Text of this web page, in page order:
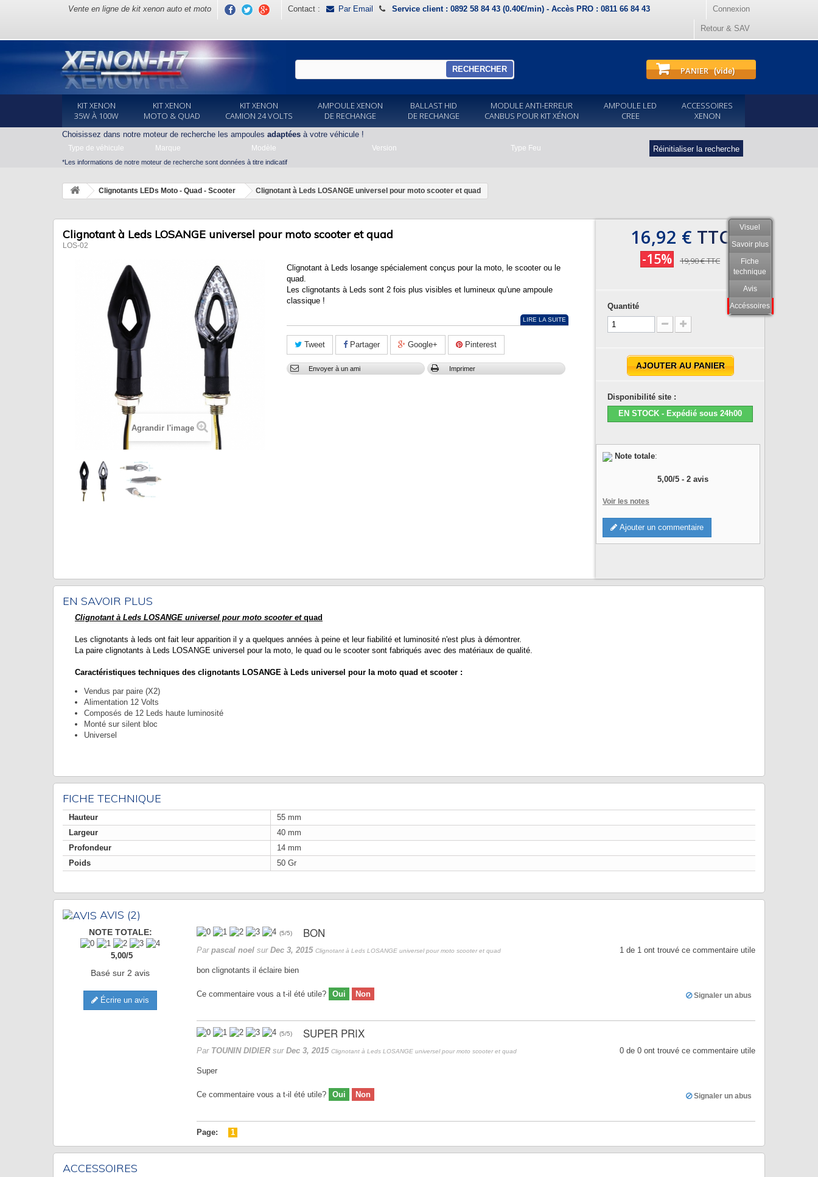
Vente en ligne de kit xenon auto et moto Connexion
Contact : Par Email Service client : 0892 58 84 43 (0.40€/min) - Accès PRO : 0811 66 84 43
Retour & SAV
RECHERCHER PANIER (vide)
KIT XENON
35W À 100W
KIT XENON
MOTO & QUAD
KIT XENON
CAMION 24 VOLTS
AMPOULE XENON
DE RECHANGE
BALLAST HID
DE RECHANGE
MODULE ANTI-ERREUR
CANBUS POUR KIT XÉNON
AMPOULE LED
CREE
ACCESSOIRES
XENON
Choisissez dans notre moteur de recherche les ampoules adaptées à votre véhicule !
Type de véhicule Marque Modèle Version Type Feu Réinitialiser la recherche
*Les informations de notre moteur de recherche sont données à titre indicatif
Clignotants LEDs Moto - Quad - Scooter Clignotant à Leds LOSANGE universel pour moto scooter et quad
Visuel
Savoir plus
Fiche
technique
Avis
Accéssoires
Clignotant à Leds LOSANGE universel pour moto scooter et quad
LOS-02
Agrandir l'image
Clignotant à Leds losange spécialement conçus pour la moto, le scooter ou le
quad.
Les clignotants à Leds sont 2 fois plus visibles et lumineux qu'une ampoule
classique !
LIRE LA SUITE
Tweet Partager Google+ Pinterest
Envoyer à un ami Imprimer
16,92 € TTC
-15% 19,90 €TTC
Quantité
AJOUTER AU PANIER
Disponibilité site :
EN STOCK - Expédié sous 24h00
Note totale:
5,00/5 - 2 avis
Voir les notes
Ajouter un commentaire
EN SAVOIR PLUS
Clignotant à Leds LOSANGE universel pour moto scooter etquad
Les clignotants à leds ont fait leur apparition il y a quelques années à peine et leur fiabilité et luminosité n'est plus à démontrer.
La paire clignotants à Leds LOSANGE universel pour la moto, le quad ou le scooter sont fabriqués avec des matériaux de qualité.
Caractéristiques techniques des clignotants LOSANGE à Leds universel pour la moto quad et scooter :
Vendus par paire (X2)
Alimentation 12 Volts
Composés de 12 Leds haute luminosité
Monté sur silent bloc
Universel
FICHE TECHNIQUE
Hauteur
55 mm
Largeur
40 mm
Profondeur
14 mm
Poids
50 Gr
AVIS (2)
NOTE TOTALE:
5,00/5
Basé sur2 avis
Écrire un avis
(5/5) BON
Par pascal noelsur Dec 3, 2015 Clignotant à Leds LOSANGE universel pour moto scooter et quad 1 de 1 ont trouvé ce commentaire utile
bon clignotants il éclaire bien
Ce commentaire vous a t-il été utile? Oui Non Signaler un abus
(5/5) SUPER PRIX
Par TOUNIN DIDIERsur Dec 3, 2015 Clignotant à Leds LOSANGE universel pour moto scooter et quad 0de 0ont trouvé ce commentaire utile
Super
Ce commentaire vous a t-il été utile? Oui Non Signaler un abus
Page: 1
ACCESSOIRES